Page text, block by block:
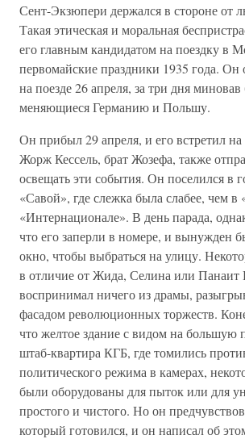
Сент-Экзюпери держался в стороне от
Такая этическая и моральная
его главным кандидатом на поездку в
первомайские праздники 1935 года. Он
на поезде 26 апреля, за три дня
меняющиеся Германию и Польшу.
Он прибыл 29 апреля, и его встретил на
Жорж Кессель, брат Жозефа, также
освещать эти события. Он поселился в
«Савой», где слежка была слабее, чем
«Интернационале». В день парада,
что его заперли в номере, и вынужден
окно, чтобы выбраться на улицу.
в отличие от Жида, Селина или Панаит
воспринимал ничего из драмы,
фасадом революционных торжеств.
что желтое здание с видом на большую
штаб-квартира КГБ, где томились
политического режима в камерах,
были оборудованы для пыток или для
простого и чистого. Но он
который готовился, и он написал об